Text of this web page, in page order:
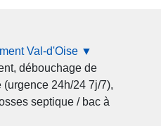
Val-d'Oise ▼
débouchage de
24h/24 7j/7),
septique / bac à